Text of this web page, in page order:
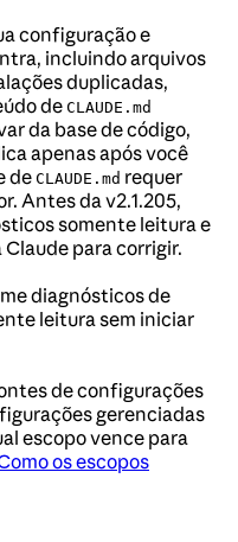
configuração e
incluindo arquivos
duplicadas,
de CLAUDE.md
da base de código,
apenas após você
de CLAUDE.md requer
Antes da v2.1.205,
somente leitura e
para corrigir.
diagnósticos de
leitura sem iniciar
de configurações
gerenciadas
escopo vence para
os escopos